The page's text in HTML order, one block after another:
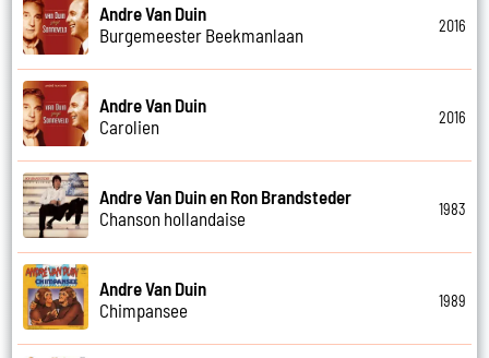
Andre Van Duin
Burgemeester Beekmanlaan
2016
Andre Van Duin
Carolien
2016
Andre Van Duin en Ron Brandsteder
Chanson hollandaise
1983
Andre Van Duin
Chimpansee
1989